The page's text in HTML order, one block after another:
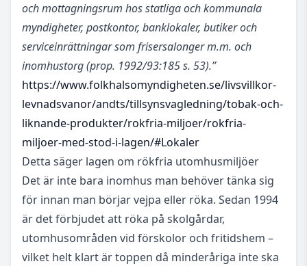
och mottagningsrum hos statliga och kommunala
myndigheter, postkontor, banklokaler, butiker och
serviceinrättningar som frisersalonger m.m. och
inomhustorg (prop. 1992/93:185 s. 53).”
https://www.folkhalsomyndigheten.se/livsvillkor-
levnadsvanor/andts/tillsynsvagledning/tobak-och-
liknande-produkter/rokfria-miljoer/rokfria-
miljoer-med-stod-i-lagen/#Lokaler
Detta säger lagen om rökfria utomhusmiljöer
Det är inte bara inomhus man behöver tänka sig
för innan man börjar vejpa eller röka. Sedan 1994
är det förbjudet att röka på skolgårdar,
utomhusområden vid förskolor och fritidshem –
vilket helt klart är toppen då minderåriga inte ska